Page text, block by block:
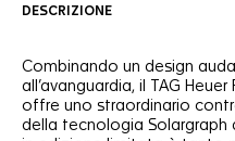
DESCRIZIONE
Combinando un design
all’avanguardia, il TAG
offre uno straordinario
della tecnologia Solargraph